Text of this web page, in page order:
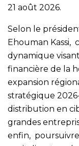
21 août 2026.
Selon le
Ehouman Kassi,
dynamique
financière de la
expansion
stratégique
distribution en
grandes
enfin,